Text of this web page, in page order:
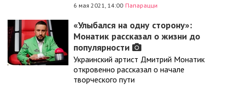
6 мая 2021, 14:00 Папарацци
«Улыбался на одну сторону»:
Монатик рассказал о жизни до
популярности
Украинский артист Дмитрий Монатик
откровенно рассказал о начале
творческого пути